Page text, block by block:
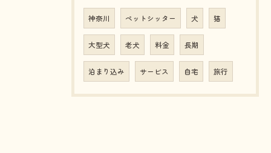
神奈川 ペットシッター 犬 猫
大型犬 老犬 料金 長期
泊まり込み サービス 自宅 旅行